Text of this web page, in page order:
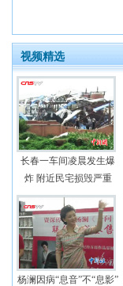
视频精选
长春一车间凌晨发生爆
炸 附近民宅损毁严重
杨澜因病“息音”不“息影”